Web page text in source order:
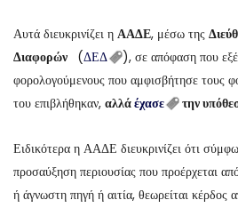
Αυτά διευκρινίζει η ΑΑΔΕ, μέσω της
Διαφορών (ΔΕΔ
), σε απόφαση που
φορολογούμενους που αμφισβήτησε τους
του επιβλήθηκαν, αλλάέχασε την
Ειδικότερα η ΑΑΔΕ διευκρινίζει ότι
προσαύξηση περιουσίας που προέρχεται
ή άγνωστη πηγή ή αιτία, θεωρείται κέρδος